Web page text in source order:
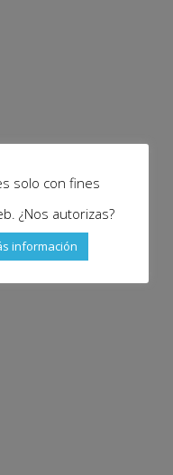
solo con fines
¿Nos autorizas?
información